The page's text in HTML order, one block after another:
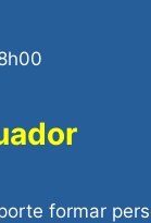
formar